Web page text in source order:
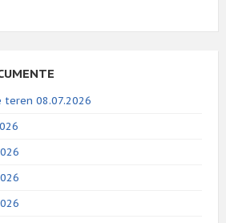
08.07.2026